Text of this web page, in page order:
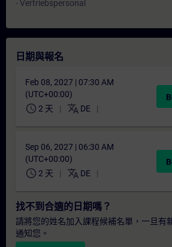
- Vertriebspersonal
日期與報名
Feb 08, 2027 | 07:30 AM
(UTC+00:00)
schedule 2 天 translate DE
Sep 06, 2027 | 06:30 AM
(UTC+00:00)
schedule 2 天 translate DE
找不到合適的日期嗎？
請將您的姓名加入課程候補名單，一旦有
通知您。